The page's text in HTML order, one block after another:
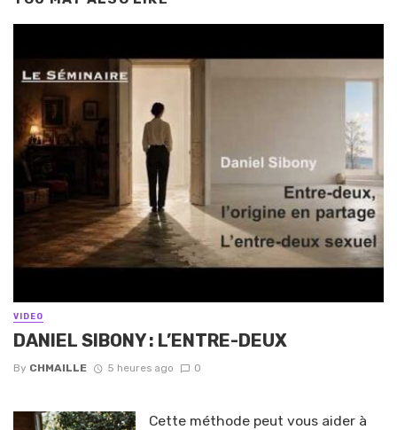
VIDEO
DANIEL SIBONY : L’ENTRE-DEUX
By CHMAILLE 5 heures ago 0
Cette méthode peut vous aider à